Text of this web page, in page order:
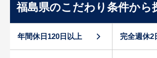
福島県のこだわり条件から
年間休日120日以上 完全週休2